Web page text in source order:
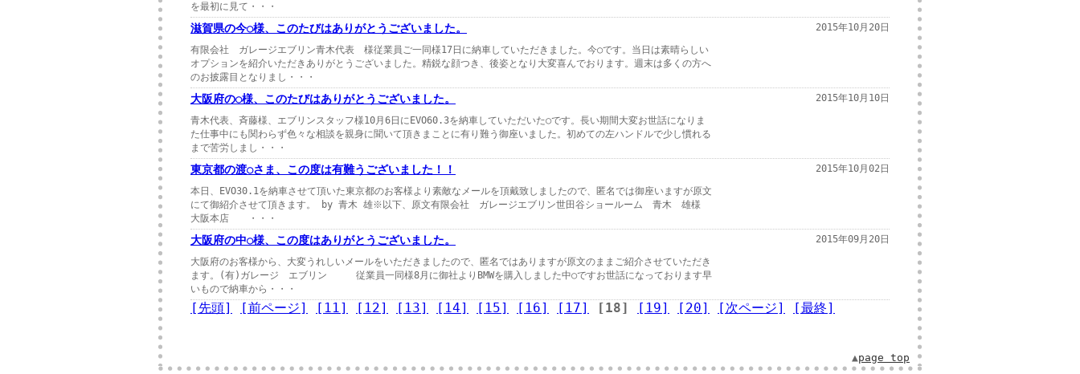
を最初に見て・・・
滋賀県の今○様、このたびはありがとうございました。
有限会社 ガレージエブリン青木代表 様従業員ご一同様17日に納車していただきました。今○です。当日は素晴らしい
オプションを紹介いただきありがとうございました。精鋭な顔つき、後姿となり大変喜んでおります。週末は多くの方へ
のお披露目となりまし・・・
2015年10月20日
大阪府の○様、このたびはありがとうございました。
青木代表、斉藤様、エブリンスタッフ様10月6日にEVO60.3を納車していただいた○です。長い期間大変お世話になりま
た仕事中にも関わらず色々な相談を親身に聞いて頂きまことに有り難う御座いました。初めての左ハンドルで少し慣れる
まで苦労しまし・・・
2015年10月10日
東京都の渡○さま、この度は有難うございました！！
本日、EVO30.1を納車させて頂いた東京都のお客様より素敵なメールを頂戴致しましたので、匿名では御座いますが原文
にて御紹介させて頂きます。 by 青木 雄※以下、原文有限会社 ガレージエブリン世田谷ショールーム 青木 雄様
大阪本店 ・・・
2015年10月02日
大阪府の中○様、この度はありがとうございました。
大阪府のお客様から、大変うれしいメールをいただきましたので、匿名ではありますが原文のままご紹介させていただき
ます。(有)ガレージ エブリン 従業員一同様8月に御社よりBMWを購入しました中○ですお世話になっております早
いもので納車から・・・
2015年09月20日
[先頭] [前ページ] [11] [12] [13] [14] [15] [16] [17] [18] [19] [20] [次ページ] [最終]
▲page top